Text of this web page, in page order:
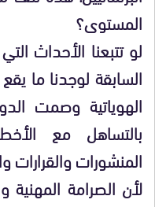
المستوى؟
لو تتبعنا الأحداث
السابقة لوجدنا ما
الهوياتية وصمت
بالتساهل مع
المنشورات والقرارات
لأن الصرامة المهنية